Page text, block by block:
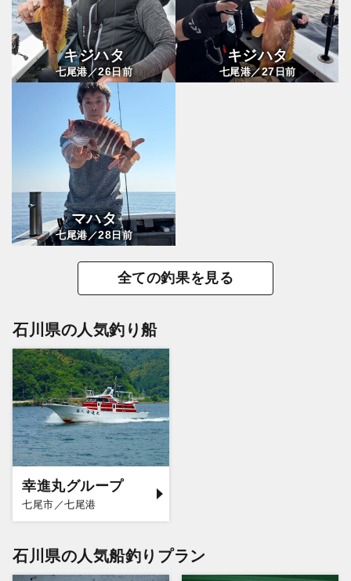
キジハタ
七尾港／26日前
キジハタ
七尾港／27日前
マハタ
七尾港／28 日前
全ての釣果を見る
石川県の人気釣り船
幸進丸グループ
七尾市／七尾港
石川県の人気船釣りプラン